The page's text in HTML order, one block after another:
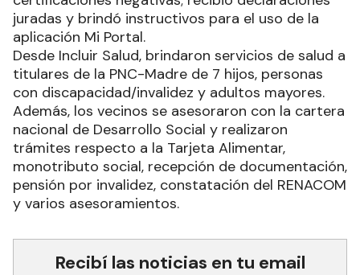
juradas y brindó instructivos para el uso de la
aplicación Mi Portal.
Desde Incluir Salud, brindaron servicios de salud a
titulares de la PNC-Madre de 7 hijos, personas
con discapacidad/invalidez y adultos mayores.
Además, los vecinos se asesoraron con la cartera
nacional de Desarrollo Social y realizaron
trámites respecto a la Tarjeta Alimentar,
monotributo social, recepción de documentación,
pensión por invalidez, constatación del RENACOM
y varios asesoramientos.
Recibí las noticias en tu email